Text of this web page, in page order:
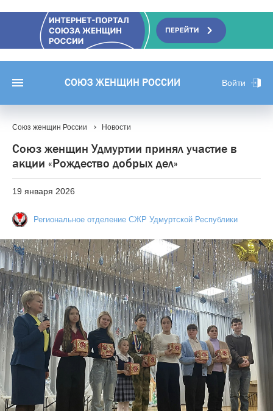
СОЮЗ ЖЕНЩИН РОССИИ Войти
Союз женщин России Новости
Союз женщин Удмуртии принял участие в
акции «Рождество добрых дел»
19 января 2026
Региональное отделение СЖР Удмуртской Республики